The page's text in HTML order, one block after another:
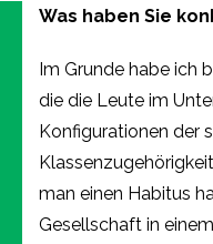
Was haben Sie
Im Grunde habe ich
die die Leute im
Konfigurationen der
man einen Habitus
Gesellschaft in